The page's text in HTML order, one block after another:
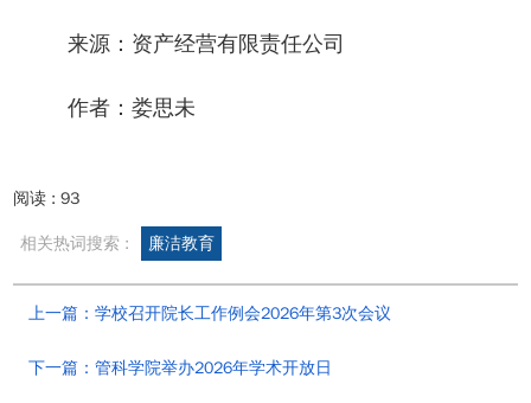
来源：资产经营有限责任公司
作者：娄思未
阅读 :93
相关热词搜索 : 廉洁教育
上一篇：学校召开院长工作例会2026年第3次会议
下一篇：管科学院举办2026年学术开放日